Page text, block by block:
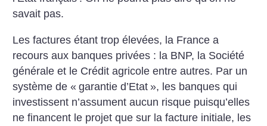
savait pas.
Les factures étant trop élevées, la France a
recours aux banques privées : la BNP, la Société
générale et le Crédit agricole entre autres. Par un
système de « garantie d’Etat », les banques qui
investissent n’assument aucun risque puisqu’elles
ne financent le projet que sur la facture initiale, les